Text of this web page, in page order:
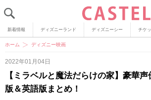
新着情報 ディズニーランド ディズニーシー チケ
ホーム ディズニー映画
2022年01月04日
【ミラベルと魔法だらけの家】豪華
版＆英語版まとめ！